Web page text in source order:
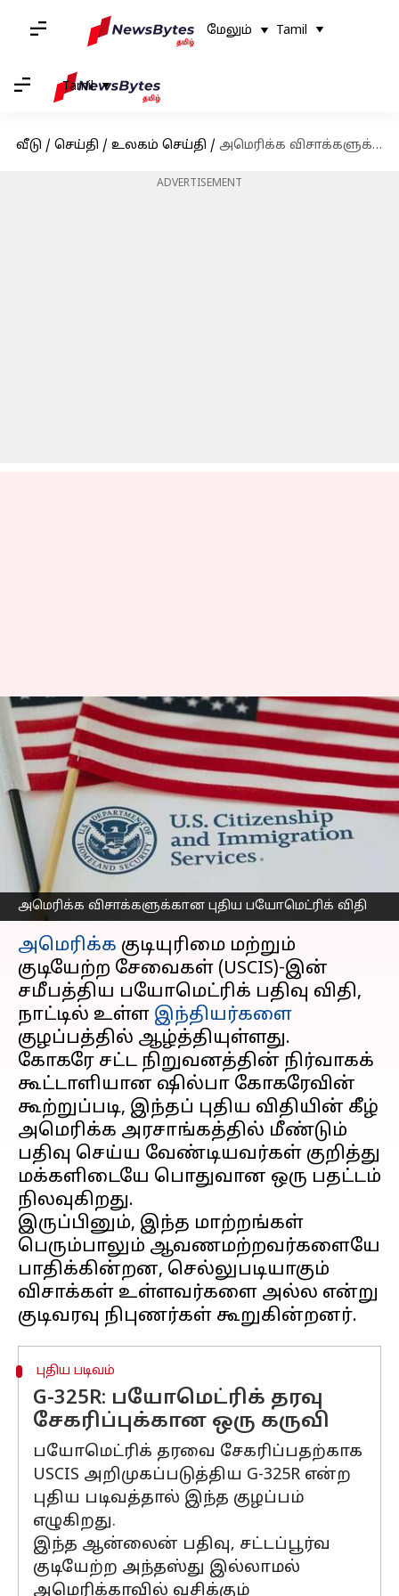
மேலும் Tamil
Tamil
வீடு / செய்தி / உலகம் செய்தி / அமெரிக்க விசாக்களுக்கான புதிய பயோமெட்ரிக் விதி: இந்தியர்களை எவ்வாறு பாதிக்கிறது
ADVERTISEMENT
அமெரிக்க விசாக்களுக்கான புதிய பயோமெட்ரிக் விதி
அமெரிக்க
விசாக்களுக்கான புதிய
பயோமெட்ரிக் விதி:
இந்தியர்களை எவ்வாறு
பாதிக்கிறது
எழுதியவர் Venkatalakshmi V Apr 16, 2025
செய்தி முன்னோட்டம்
அமெரிக்க குடியுரிமை மற்றும்
குடியேற்ற சேவைகள் (USCIS)-இன்
சமீபத்திய பயோமெட்ரிக் பதிவு விதி,
நாட்டில் உள்ள இந்தியர்களை
குழப்பத்தில் ஆழ்த்தியுள்ளது.
கோகரே சட்ட நிறுவனத்தின் நிர்வாகக்
கூட்டாளியான ஷில்பா கோகரேவின்
கூற்றுப்படி, இந்தப் புதிய விதியின் கீழ்
அமெரிக்க அரசாங்கத்தில் மீண்டும்
பதிவு செய்ய வேண்டியவர்கள் குறித்து
மக்களிடையே பொதுவான ஒரு பதட்டம்
நிலவுகிறது.
இருப்பினும், இந்த மாற்றங்கள்
பெரும்பாலும் ஆவணமற்றவர்களையே
பாதிக்கின்றன, செல்லுபடியாகும்
விசாக்கள் உள்ளவர்களை அல்ல என்று
புதிய படிவம்
G-325R: பயோமெட்ரிக் தரவு
சேகரிப்புக்கான ஒரு கருவி
பயோமெட்ரிக் தரவை சேகரிப்பதற்காக
USCIS அறிமுகப்படுத்திய G-325R என்ற
புதிய படிவத்தால் இந்த குழப்பம்
எழுகிறது.
இந்த ஆன்லைன் பதிவு, சட்டப்பூர்வ
குடியேற்ற அந்தஸ்து இல்லாமல்
அமெரிக்காவில் வசிக்கும்